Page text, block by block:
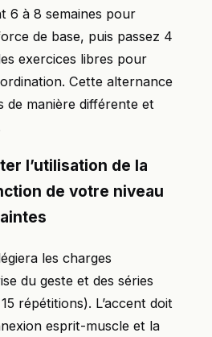
6 à 8 semaines pour
de base, puis passez 4
exercices libres pour
Cette alternance
de manière différente et
l’utilisation de la
de votre niveau
les charges
du geste et des séries
répétitions). L’accent doit
esprit-muscle et la